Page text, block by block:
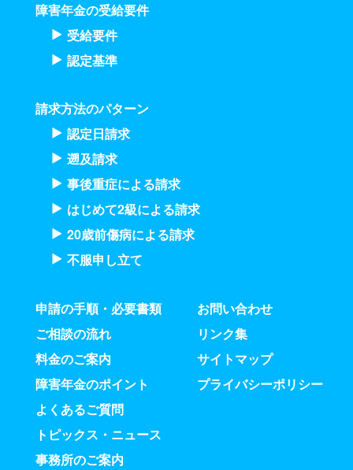
障害年金の受給要件
受給要件
認定基準
請求方法のパターン
認定日請求
遡及請求
事後重症による請求
はじめて2級による請求
20歳前傷病による請求
不服申し立て
申請の手順・必要書類
ご相談の流れ
料金のご案内
障害年金のポイント
よくあるご質問
トピックス・ニュース
事務所のご案内
お問い合わせ
リンク集
サイトマップ
プライバシーポリシー